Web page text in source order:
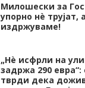
Милошески за
упорно нѐ
издржуваме!
„Нѐ исфрли на
задржа 290 евра“:
тврди дека